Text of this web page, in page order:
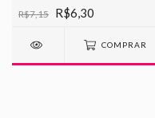
R$7,15 R$6,30
COMPRAR